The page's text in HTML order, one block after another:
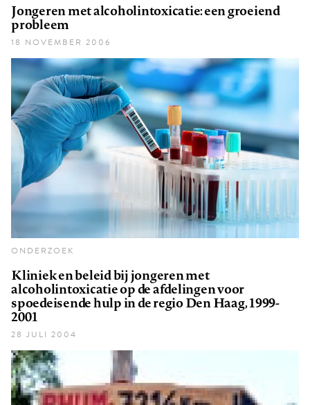
Jongeren met alcoholintoxicatie: een groeiend
probleem
18 NOVEMBER 2006
ONDERZOEK
Kliniek en beleid bij jongeren met
alcoholintoxicatie op de afdelingen voor
spoedeisende hulp in de regio Den Haag, 1999-
2001
28 JULI 2004